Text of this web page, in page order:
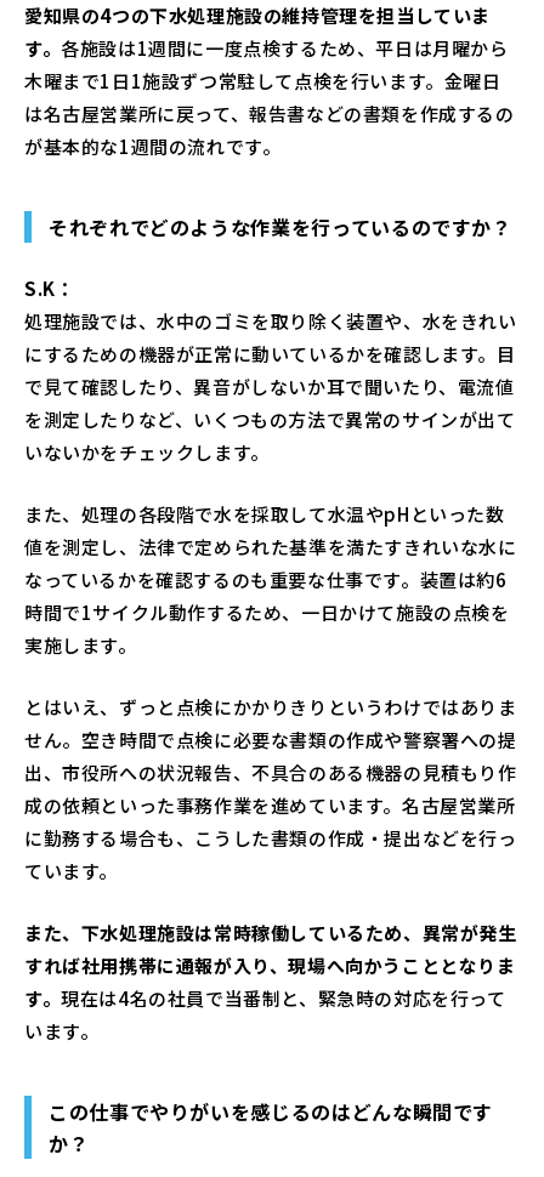
愛知県の4つの下水処理施設の維持管理を担当していま
す。 各施設は1週間に一度点検するため、平日は月曜から
木曜まで1日1施設ずつ常駐して点検を行います。金曜日
は名古屋営業所に戻って、報告書などの書類を作成するの
が基本的な1週間の流れです。
それぞれでどのような作業を行っているのですか？
S.K：
処理施設では、水中のゴミを取り除く装置や、水をきれい
にするための機器が正常に動いているかを確認します。目
で見て確認したり、異音がしないか耳で聞いたり、電流値
を測定したりなど、いくつもの方法で異常のサインが出て
いないかをチェックします。
また、処理の各段階で水を採取して水温やpHといった数
値を測定し、法律で定められた基準を満たすきれいな水に
なっているかを確認するのも重要な仕事です。装置は約6
時間で1サイクル動作するため、一日かけて施設の点検を
実施します。
とはいえ、ずっと点検にかかりきりというわけではありま
せん。空き時間で点検に必要な書類の作成や警察署への提
出、市役所への状況報告、不具合のある機器の見積もり作
成の依頼といった事務作業を進めています。名古屋営業所
に勤務する場合も、こうした書類の作成・提出などを行っ
ています。
また、下水処理施設は常時稼働しているため、異常が発生
すれば社用携帯に通報が入り、現場へ向かうこととなりま
す。現在は4名の社員で当番制と、緊急時の対応を行って
います。
この仕事でやりがいを感じるのはどんな瞬間です
か？